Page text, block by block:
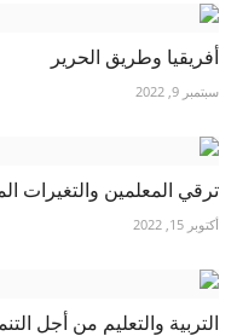
أفريقيا وطريق الحرير
سبتمبر 9, 2022
ترقي المعلمين والتغيرات
أكتوبر 15, 2022
التربية والتعليم من أجل